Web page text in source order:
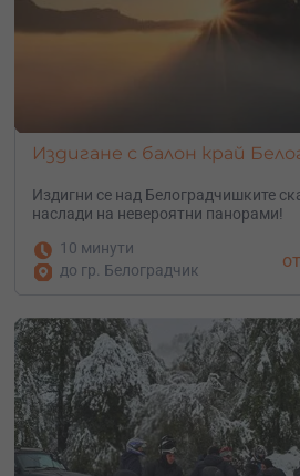
Издигане с балон край
Издигни се над Белоградчишките
наслади на невероятни панорами!
10 минути
до гр. Белоградчик
от